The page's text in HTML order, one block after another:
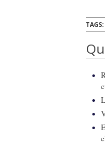
TAGS: